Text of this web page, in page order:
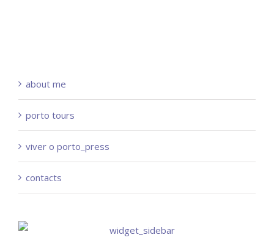
about me
porto tours
viver o porto_press
contacts